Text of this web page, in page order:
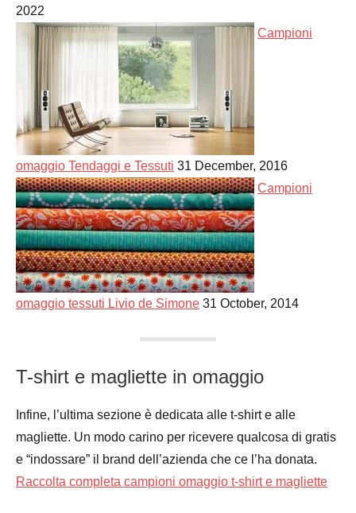
2022
Campioni
omaggio Tendaggi e Tessuti 31 December, 2016
Campioni
omaggio tessuti Livio de Simone 31 October, 2014
T-shirt e magliette in omaggio
Infine, l’ultima sezione è dedicata alle t-shirt e alle
magliette. Un modo carino per ricevere qualcosa di gratis
e “indossare” il brand dell’azienda che ce l’ha donata.
Raccolta completa campioni omaggio t-shirt e magliette